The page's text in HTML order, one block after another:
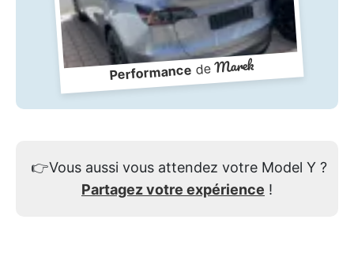
PerformancedeMarek
👉Vous aussi vous attendez votre Model Y ?
Partagez votre expérience !